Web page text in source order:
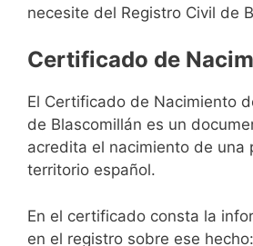
necesite del Registro Civil de
Certificado de
El Certificado de Nacimiento
de Blascomillán es un
acredita el nacimiento de una
territorio español.
En el certificado consta la
en el registro sobre ese hecho: